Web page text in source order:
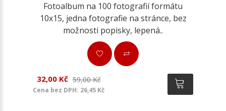
Fotoalbum na 100 fotografií formátu
10x15, jedna fotografie na stránce, bez
možnosti popisky, lepená..
32,00 Kč 59,00 Kč
Cena bez DPH: 26,45 Kč